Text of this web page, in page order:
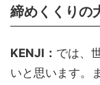
締めくくりの
KENJI： では、
いと思います。